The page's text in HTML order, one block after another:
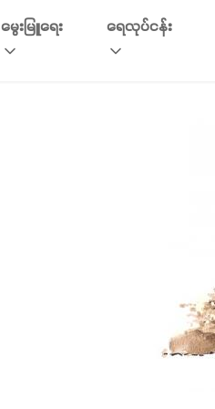
မွေးမြူရေး ရေလုပ်ငန်း